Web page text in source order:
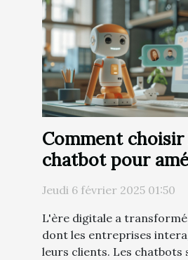
Comment
chatbot pour
l'engagement
Jeudi 6 février 2025 01:50
L'ère digitale a
dont les entreprises
leurs clients. Les chatbots